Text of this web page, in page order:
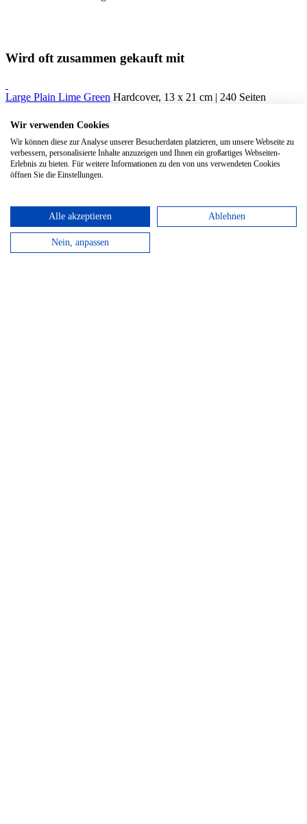
Wird oft zusammen gekauft mit
Large Plain Lime Green Hardcover, 13 x 21 cm | 240 Seiten
Weekly Notebook Large HC Sage Green 2027
Daily Notebook Large HC Sapphire Blue 2027Hardcover, 13 x 21
cm | 400 Seiten
Wir verwenden Cookies
Wir können diese zur Analyse unserer Besucherdaten platzieren, um unsere Webseite zu
verbessern, personalisierte Inhalte anzuzeigen und Ihnen ein großartiges Webseiten-
Erlebnis zu bieten. Für weitere Informationen zu den von uns verwendeten Cookies
öffnen Sie die Einstellungen.
Alle akzeptieren Ablehnen
Nein, anpassen